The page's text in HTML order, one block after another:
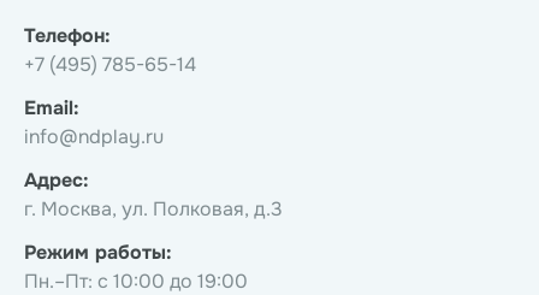
Телефон:
+7 (495) 785-65-14
Email:
info@ndplay.ru
Адрес:
г. Москва, ул. Полковая, д.3
Режим работы:
Пн.–Пт: с 10:00 до 19:00